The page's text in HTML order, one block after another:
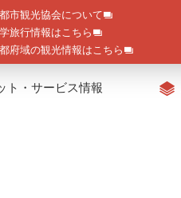
市観光協会について
旅行情報はこちら
府域の観光情報はこちら
ト・サービス情報